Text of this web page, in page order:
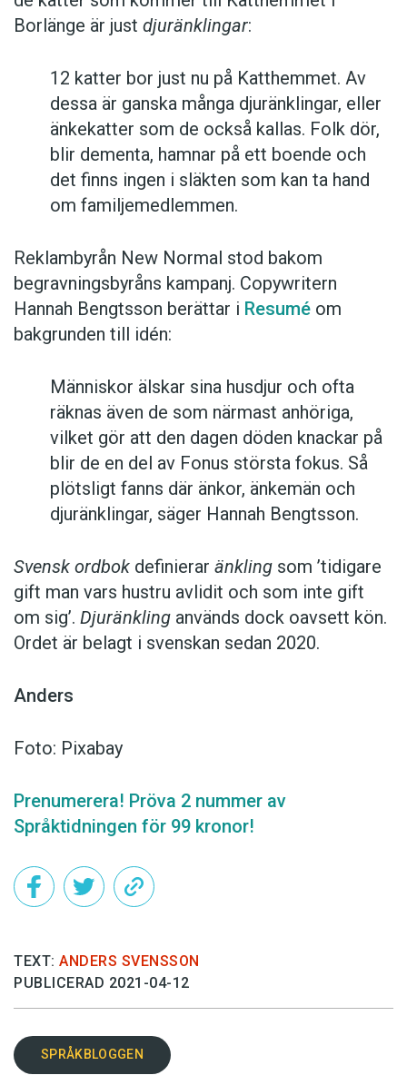
Borlänge är just djuränklingar:
12 katter bor just nu på Katthemmet. Av
dessa är ganska många djuränklingar, eller
änkekatter som de också kallas. Folk dör,
blir dementa, hamnar på ett boende och
det finns ingen i släkten som kan ta hand
om familjemedlemmen.
Reklambyrån New Normal stod bakom
begravningsbyråns kampanj. Copywritern
Hannah Bengtsson berättar i Resumé om
bakgrunden till idén:
Människor älskar sina husdjur och ofta
räknas även de som närmast anhöriga,
vilket gör att den dagen döden knackar på
blir de en del av Fonus största fokus. Så
plötsligt fanns där änkor, änkemän och
djuränklingar, säger Hannah Bengtsson.
Svensk ordbok definierar änkling som ’tidigare
gift man vars hustru av­lidit och som inte gift
om sig’. Djuränkling används dock oavsett kön.
Ordet är belagt i svenskan sedan 2020.
Anders
Foto: Pixabay
Prenumerera! Pröva 2 nummer av
Språktidningen för 99 kronor!
TEXT: ANDERS SVENSSON
PUBLICERAD 2021-04-12
SPRÅKBLOGGEN